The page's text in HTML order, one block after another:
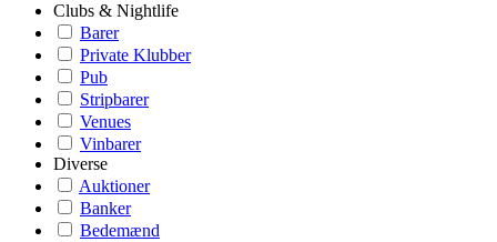
Clubs & Nightlife
Barer
Private Klubber
Pub
Stripbarer
Venues
Vinbarer
Diverse
Auktioner
Banker
Bedemænd